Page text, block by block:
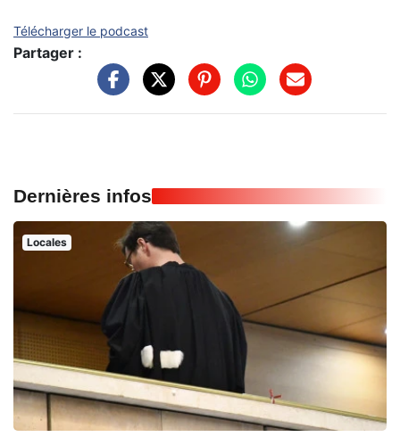
Télécharger le podcast
Partager :
Dernières infos
Locales